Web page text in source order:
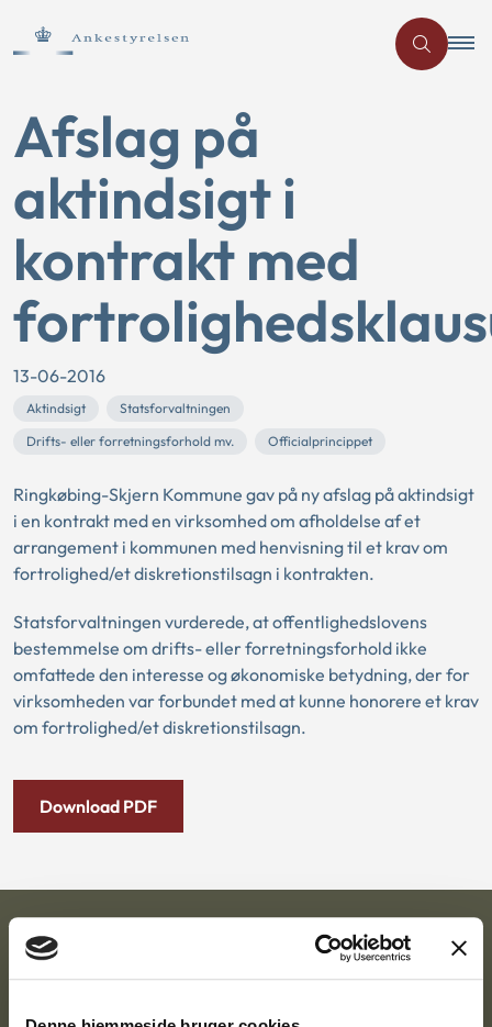
Afslag på
aktindsigt i
kontrakt med
13-06-2016
Aktindsigt
Statsforvaltningen
Drifts- eller forretningsforhold mv.
Officialprincippet
Ringkøbing-Skjern Kommune gav på ny afslag på aktindsigt
i en kontrakt med en virksomhed om afholdelse af et
arrangement i kommunen med henvisning til et krav om
fortrolighed/et diskretionstilsagn i kontrakten.
Statsforvaltningen vurderede, at offentlighedslovens
bestemmelse om drifts- eller forretningsforhold ikke
omfattede den interesse og økonomiske betydning, der for
virksomheden var forbundet med at kunne honorere et krav
om fortrolighed/et diskretionstilsagn.
Download PDF
Ankestyrelsen
Postadresse: